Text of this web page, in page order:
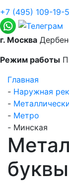
+7 (495) 109-19-
г. Москва
Режим работы
Главная
- Наружная
-
- Метро
- Минская